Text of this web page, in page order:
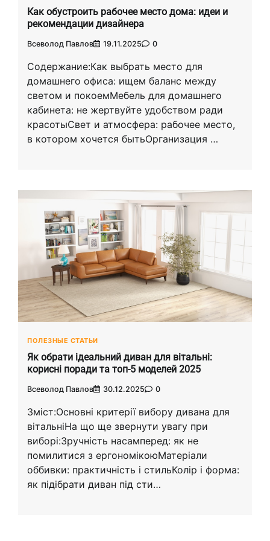
Как обустроить рабочее место дома: идеи и
рекомендации дизайнера
Всеволод Павлов 19.11.2025 0
Содержание:Как выбрать место для
домашнего офиса: ищем баланс между
светом и покоемМебель для домашнего
кабинета: не жертвуйте удобством ради
красотыСвет и атмосфера: рабочее место,
в котором хочется бытьОрганизация …
ПОЛЕЗНЫЕ СТАТЬИ
Як обрати ідеальний диван для вітальні:
корисні поради та топ-5 моделей 2025
Всеволод Павлов 30.12.2025 0
Зміст:Основні критерії вибору дивана для
вітальніНа що ще звернути увагу при
виборі:Зручність насамперед: як не
помилитися з ергономікоюМатеріали
оббивки: практичність і стильКолір і форма:
як підібрати диван під сти…